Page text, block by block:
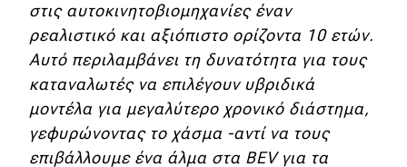
στις αυτοκινητοβιομηχανίες έναν
ρεαλιστικό και αξιόπιστο ορίζοντα 10 ετών.
Αυτό περιλαμβάνει τη δυνατότητα για τους
καταναλωτές να επιλέγουν υβριδικά
μοντέλα για μεγαλύτερο χρονικό διάστημα,
γεφυρώνοντας το χάσμα -αντί να τους
επιβάλλουμε ένα άλμα στα BEV για τα